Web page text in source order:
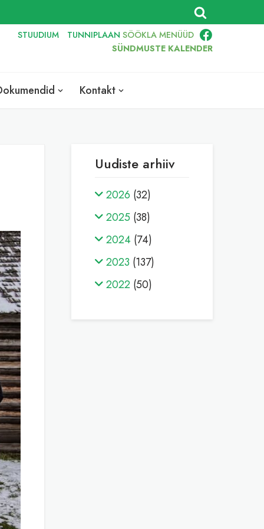
STUUDIUM TUNNIPLAAN SÖÖKLA MENÜÜD
SÜNDMUSTE KALENDER
Kontakt
Uudiste arhiiv
2026 (32)
2025 (38)
2024 (74)
2023 (137)
2022 (50)